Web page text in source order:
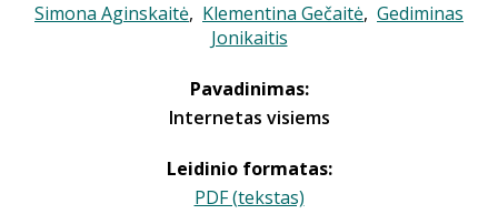
Simona Aginskaitė, Klementina Gečaitė, Gediminas
Jonikaitis
Pavadinimas:
Internetas visiems
Leidinio formatas:
PDF (tekstas)